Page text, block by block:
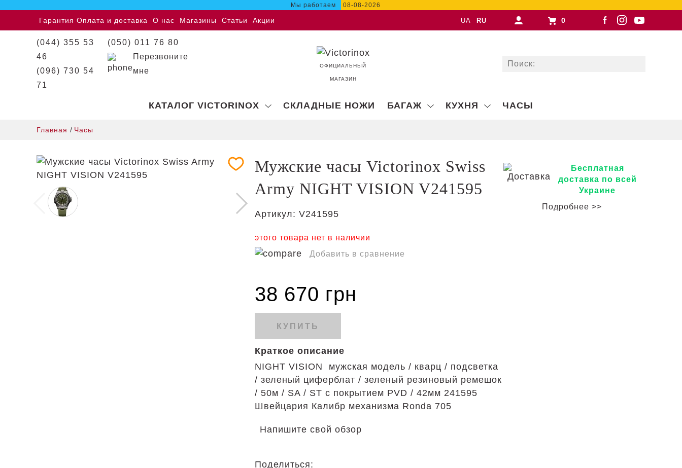
Мы работаем 08-08-2026
Гарантия Оплата и доставка О нас Магазины Статьи Акции UA RU 0
(044) 355 53
46
(096) 730 54
71
(050) 011 76 80
Перезвоните
мне
ОФИЦИАЛЬНЫЙ
МАГАЗИН
КАТАЛОГ VICTORINOX СКЛАДНЫЕ НОЖИ БАГАЖ КУХНЯ ЧАСЫ
Главная / Часы
Мужские часы Victorinox Swiss
Army NIGHT VISION V241595
Артикул: V241595
этого товара нет в наличии
Добавить в сравнение
38 670 грн
КУПИТЬ
Краткое описание
NIGHT VISION мужская модель / кварц / подсветка
/ зеленый циферблат / зеленый резиновый ремешок
/ 50м / SA / ST с покрытием PVD / 42мм 241595
Швейцария Калибр механизма Ronda 705
Напишите свой обзор
Поделиться:
Бесплатная
доставка по всей
Украине
Подробнее >>